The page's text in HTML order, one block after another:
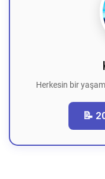
Herkesin bir
📝